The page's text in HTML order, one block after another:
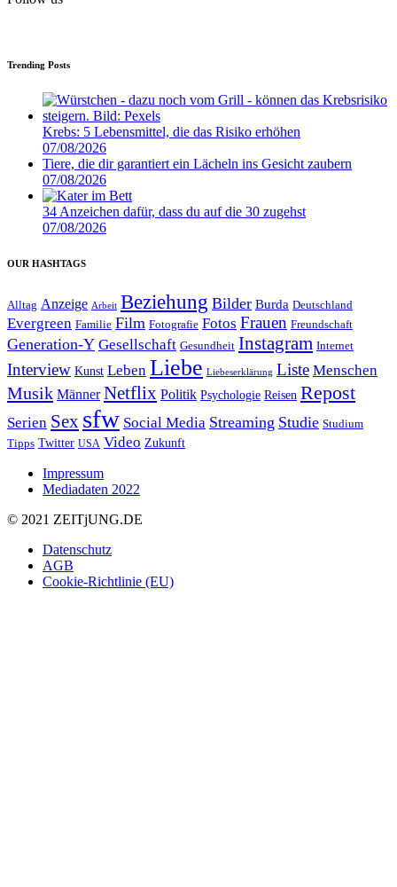
Trending Posts
Krebs: 5 Lebensmittel, die das Risiko erhöhen
07/08/2026
Tiere, die dir garantiert ein Lächeln ins Gesicht zaubern
07/08/2026
34 Anzeichen dafür, dass du auf die 30 zugehst
07/08/2026
OUR HASHTAGS
Alltag Anzeige Arbeit Beziehung Bilder Burda Deutschland
Evergreen Familie Film Fotografie Fotos Frauen Freundschaft
Generation-Y Gesellschaft Gesundheit Instagram Internet
Interview Kunst Leben Liebe Liebeserklärung Liste Menschen
Musik Männer Netflix Politik Psychologie Reisen Repost
Serien Sex sfw Social Media Streaming Studie Studium
Tipps Twitter USA Video Zukunft
Impressum
Mediadaten 2022
© 2021 ZEITjUNG.DE
Datenschutz
AGB
Cookie-Richtlinie (EU)